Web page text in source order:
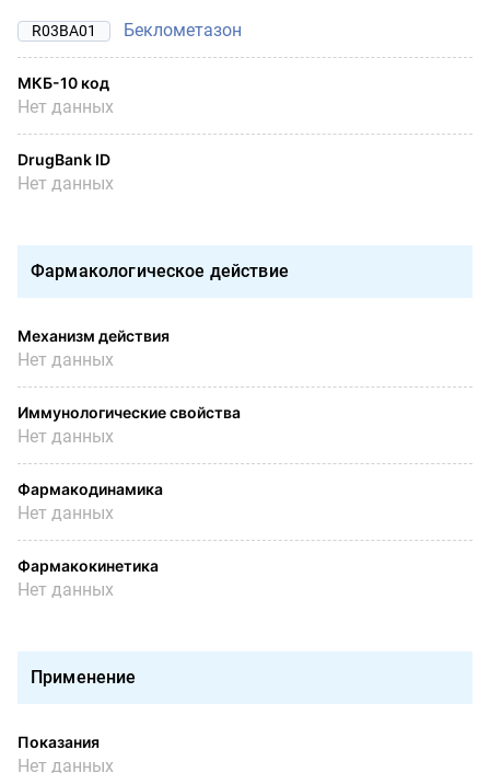
R03BA01 Беклометазон
МКБ-10 код
Нет данных
DrugBank ID
Нет данных
Фармакологическое действие
Механизм действия
Нет данных
Иммунологические свойства
Нет данных
Фармакодинамика
Нет данных
Фармакокинетика
Нет данных
Применение
Показания
Нет данных